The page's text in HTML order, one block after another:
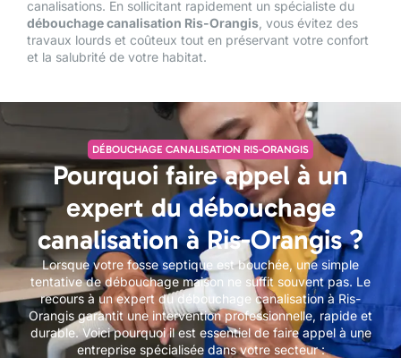
canalisations. En sollicitant rapidement un spécialiste du
débouchage canalisation Ris-Orangis , vous évitez des
travaux lourds et coûteux tout en préservant votre confort
et la salubrité de votre habitat.
DÉBOUCHAGE CANALISATION RIS-ORANGIS
Pourquoi faire appel à un
expert du débouchage
canalisation à Ris-Orangis ?
Lorsque votre fosse septique est bouchée, une simple
tentative de débouchage maison ne suffit souvent pas. Le
recours à un expert du débouchage canalisation à Ris-
Orangis garantit une intervention professionnelle, rapide et
durable. Voici pourquoi il est essentiel de faire appel à une
entreprise spécialisée dans votre secteur :